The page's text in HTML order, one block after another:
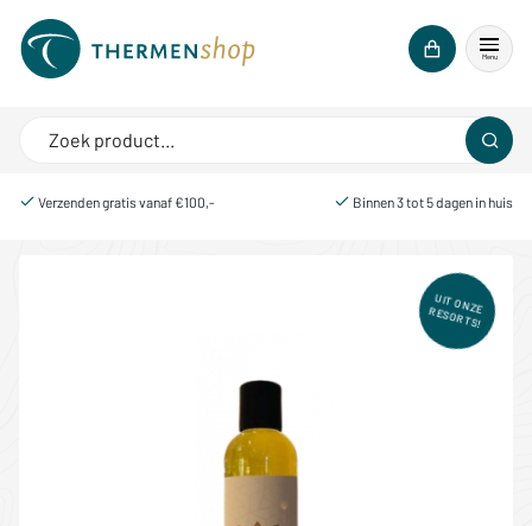
Menu
Verzenden gratis vanaf €100,- Binnen 3 tot 5 dagen in huis
UIT ONZE RESORTS!